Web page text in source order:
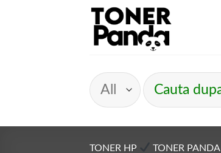
Caută
după:
TONER HP TONER PANDA